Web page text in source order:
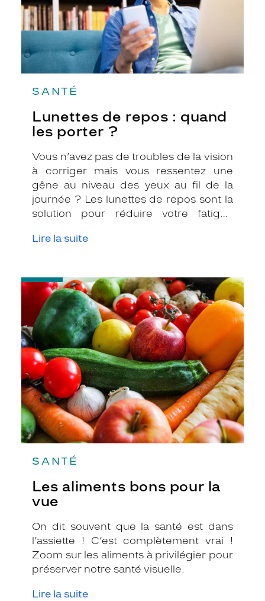
SANTÉ
Lunettes de repos : quand
les porter ?
Vous n’avez pas de troubles de la vision
à corriger mais vous ressentez une
gêne au niveau des yeux au fil de la
journée ? Les lunettes de repos sont la
solution pour réduire votre fatigue
quelles occasions les porter, suivez nos
Lire la suite
SANTÉ
Les aliments bons pour la
vue
On dit souvent que la santé est dans
l’assiette ! C’est complètement vrai !
Zoom sur les aliments à privilégier pour
préserver notre santé visuelle.
Lire la suite
-
Les
aliments
bons
pour
la
vue